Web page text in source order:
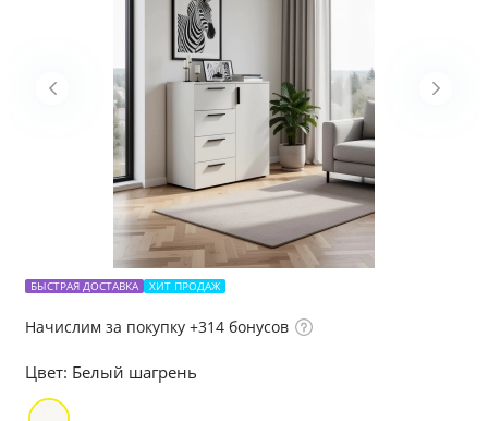
БЫСТРАЯ ДОСТАВКА ХИТ ПРОДАЖ
Начислим за покупку +314 бонусов
Цвет: Белый шагрень